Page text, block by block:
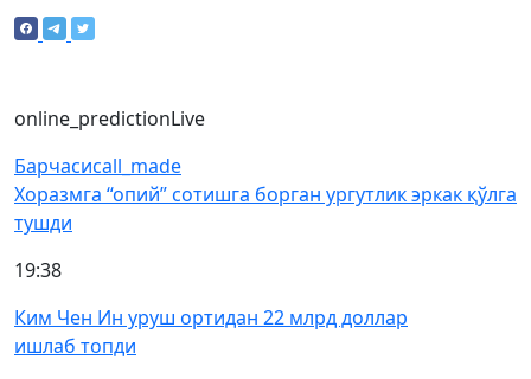
online_predictionLive
Барчасиcall_made
Хоразмга “опий” сотишга борган ургутлик эркак қўлга
тушди
19:38
Ким Чен Ин уруш ортидан 22 млрд доллар
ишлаб топди